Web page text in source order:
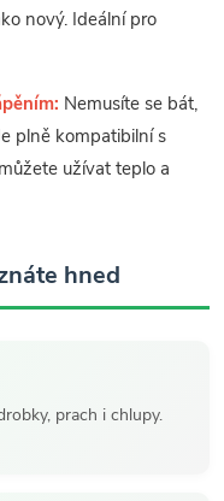
nový. Ideální pro
Nemusíte se bát,
plně kompatibilní s
užívat teplo a
hned
prach i chlupy.